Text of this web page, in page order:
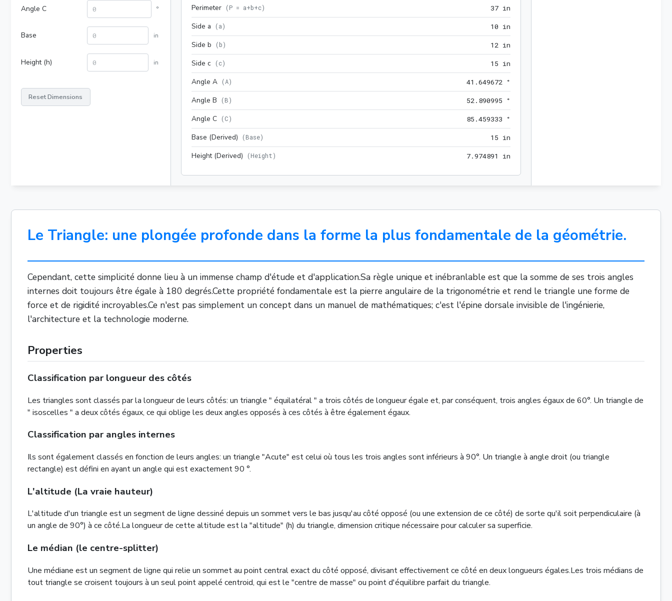
Angle C °
Base in
Height (h) in
Reset Dimensions
Perimeter (P = a+b+c) 37 in
Side a (a) 10 in
Side b (b) 12 in
Side c (c) 1 5 in
Angle A (A) 41 .649672 °
Angle B (B) 52. 890995 °
Angle C (C) 85 .459333 °
Base (Derived) (Base) 1 5 in
Height (Derived) (Height) 7.974891 in
Le Triangle: une plongée profonde dans la forme la plus fondamentale de la géométrie.
Cependant, cette simplicité donne lieu à un immense champ d'étude et d'application.Sa règle unique et inébranlable est que la somme de ses trois angles
internes doit toujours être égale à 180 degrés.Cette propriété fondamentale est la pierre angulaire de la trigonométrie et rend le triangle une forme de
force et de rigidité incroyables.Ce n'est pas simplement un concept dans un manuel de mathématiques; c'est l'épine dorsale invisible de l'ingénierie,
l'architecture et la technologie moderne.
Properties
Classification par longueur des côtés
Les triangles sont classés par la longueur de leurs côtés: un triangle " équilatéral " a trois côtés de longueur égale et, par conséquent, trois angles égaux de 60°. Un triangle de
" isoscelles " a deux côtés égaux, ce qui oblige les deux angles opposés à ces côtés à être également égaux.
Classification par angles internes
Ils sont également classés en fonction de leurs angles: un triangle "Acute" est celui où tous les trois angles sont inférieurs à 90°. Un triangle à angle droit (ou triangle
rectangle) est défini en ayant un angle qui est exactement 90 °.
L'altitude (La vraie hauteur)
L'altitude d'un triangle est un segment de ligne dessiné depuis un sommet vers le bas jusqu'au côté opposé (ou une extension de ce côté) de sorte qu'il soit perpendiculaire (à
un angle de 90°) à ce côté.La longueur de cette altitude est la "altitude" (h) du triangle, dimension critique nécessaire pour calculer sa superficie.
Le médian (le centre-splitter)
Une médiane est un segment de ligne qui relie un sommet au point central exact du côté opposé, divisant effectivement ce côté en deux longueurs égales.Les trois médians de
tout triangle se croisent toujours à un seul point appelé centroid, qui est le "centre de masse" ou point d'équilibre parfait du triangle.